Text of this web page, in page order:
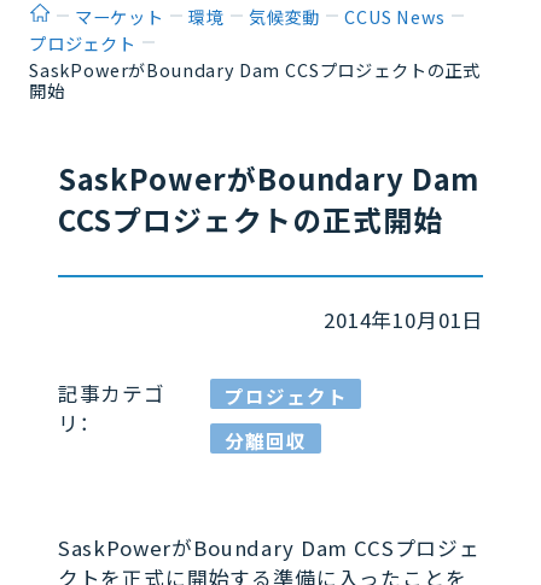
ホームマーケット 環境 気候変動
CCUS News
プロジェクト
SaskPowerがBoundary Dam CCSプロジェクトの正式
開始
SaskPowerがBoundary Dam
CCSプロジェクトの正式開始
2014年10月01日
記事カテゴ
リ：
プロジェクト
分離回収
SaskPowerがBoundary Dam CCSプロジェ
クトを正式に開始する準備に入ったことを